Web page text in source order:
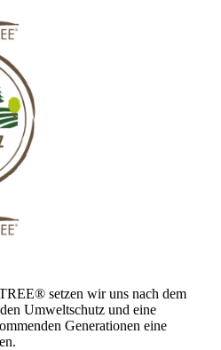
setzen wir uns nach dem
Umweltschutz und eine
Generationen eine